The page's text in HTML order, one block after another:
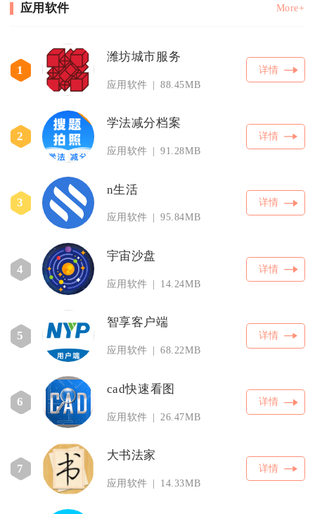
应用软件 More+
1
潍坊城市服务
应用软件 88.45MB
详情
2
学法减分档案
应用软件 91.28MB
详情
3
n生活
应用软件 95.84MB
详情
4
宇宙沙盘
应用软件 14.24MB
详情
5
智享客户端
应用软件 68.22MB
详情
6
cad快速看图
应用软件 26.47MB
详情
7
大书法家
应用软件 14.33MB
详情